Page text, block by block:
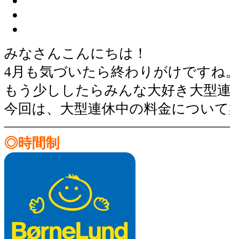
みなさんこんにちは！
4月も気づいたら終わりがけですね
もう少ししたらみんな大好き大型
今回は、大型連休中の料金につい
◎時間制